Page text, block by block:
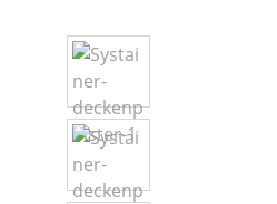
Bildergalerie überspringen